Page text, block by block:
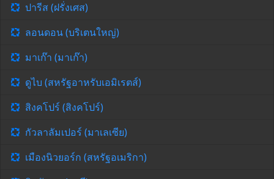
ปารีส (ฝรั่งเศส)
ลอนดอน (บริเตนใหญ่)
มาเก๊า (มาเก๊า)
ดูไบ (สหรัฐอาหรับเอมิเรตส์)
สิงคโปร์ (สิงคโปร์)
กัวลาลัมเปอร์ (มาเลเซีย)
เมืองนิวยอร์ก (สหรัฐอเมริกา)